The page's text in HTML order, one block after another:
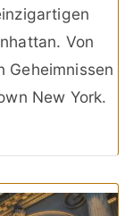
Von
Geheimnissen
New York.